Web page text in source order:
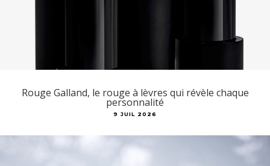
Rouge Galland, le rouge à lèvres qui révèle chaque
personnalité
9 JUIL 2026